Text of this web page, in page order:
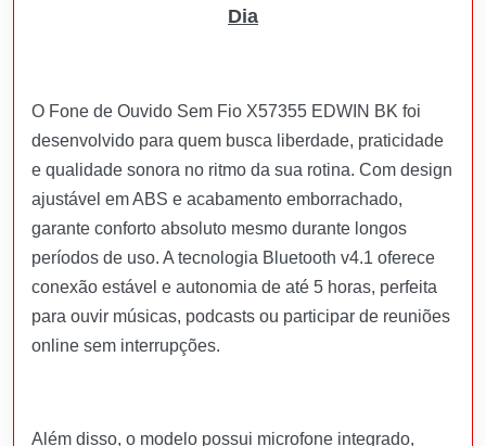
Dia
O Fone de Ouvido Sem Fio X57355 EDWIN BK foi
desenvolvido para quem busca liberdade, praticidade
e qualidade sonora no ritmo da sua rotina. Com design
ajustável em ABS e acabamento emborrachado,
garante conforto absoluto mesmo durante longos
períodos de uso. A tecnologia Bluetooth v4.1 oferece
conexão estável e autonomia de até 5 horas, perfeita
para ouvir músicas, podcasts ou participar de reuniões
online sem interrupções.
Além disso, o modelo possui microfone integrado,